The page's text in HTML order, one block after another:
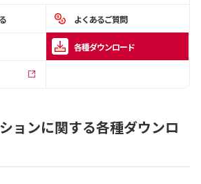
サポートサイトの使い方
こちら
イト
よくあるご質問
各種ダウンロード
ョンに関する各種ダウンロ